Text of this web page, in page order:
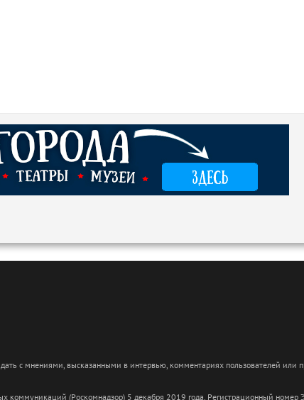
с мнениями, высказанными в интервью, комментариях пользователей
коммуникаций (Роскомнадзор) 5 декабря 2019 года. Регистрационный